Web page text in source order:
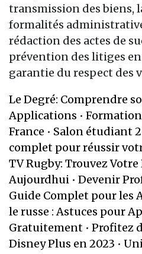
transmission des biens,
formalités
rédaction des actes de
prévention des litiges
garantie du respect des
Le Degré: Comprendre
Applications •
France • Salon étudiant
complet pour réussir
TV Rugby: Trouvez
Aujourdhui • Devenir
Guide Complet pour les
le russe : Astuces pour
Gratuitement • Profitez
Disney Plus en 2023 •